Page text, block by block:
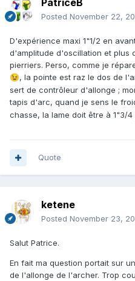
PatriceB
Posted November 22,
D'expérience maxi 1"1/2 en
d'amplitude d'oscillation et plus
pierriers. Perso, comme je
😉, la pointe est raz le dos de
sert de contrôleur d'allonge ;
tapis d'arc, quand je sens le
chasse, la lame doit être à 1"3/
Quote
ketene
Posted November 23,
Salut Patrice.
En fait ma question portait sur
de l'allonge de l'archer. Trop